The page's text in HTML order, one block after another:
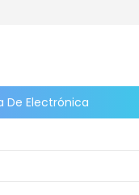
De Electrónica